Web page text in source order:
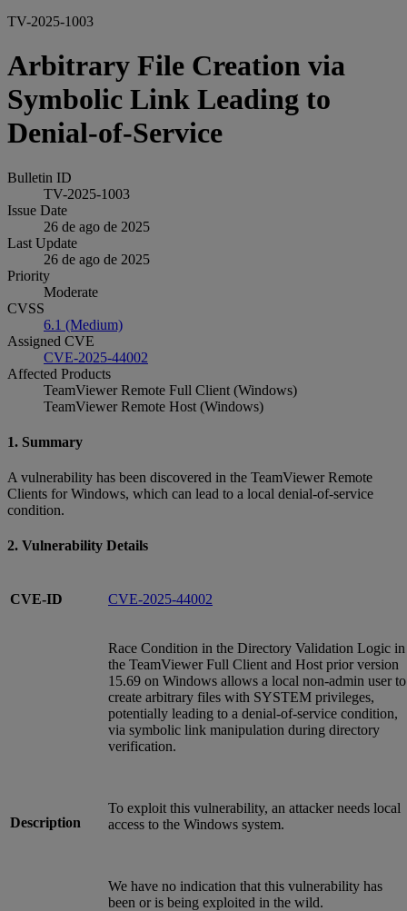
TV-2025-1003
Arbitrary File Creation via
Symbolic Link Leading to
Denial-of-Service
Bulletin ID
TV-2025-1003
Issue Date
26 de ago de 2025
Last Update
26 de ago de 2025
Priority
Moderate
CVSS
6.1 (Medium)
Assigned CVE
CVE-2025-44002
Affected Products
TeamViewer Remote Full Client (Windows)
TeamViewer Remote Host (Windows)
1. Summary
A vulnerability has been discovered in the TeamViewer Remote
Clients for Windows, which can lead to a local denial-of-service
condition.
2. Vulnerability Details
CVE-ID CVE-2025-44002
Description
Race Condition in the Directory Validation Logic in
the TeamViewer Full Client and Host prior version
15.69 on Windows allows a local non-admin user to
create arbitrary files with SYSTEM privileges,
potentially leading to a denial-of-service condition,
via symbolic link manipulation during directory
verification.
To exploit this vulnerability, an attacker needs local
access to the Windows system.
We have no indication that this vulnerability has
been or is being exploited in the wild.